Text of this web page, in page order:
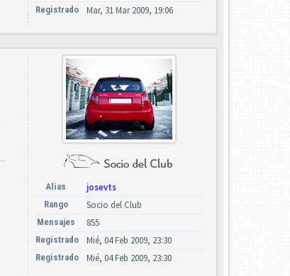
Registrado Mar, 31 Mar 2009, 19:06
Alias josevts
Rango Socio del Club
Mensajes 855
Registrado Mié, 04 Feb 2009, 23:30
Registrado Mié, 04 Feb 2009, 23:30